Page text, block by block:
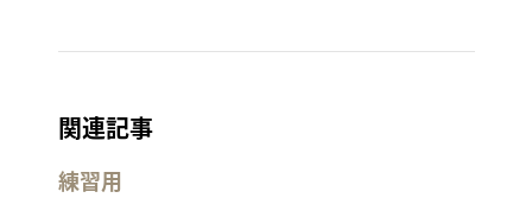
関連記事
練習用